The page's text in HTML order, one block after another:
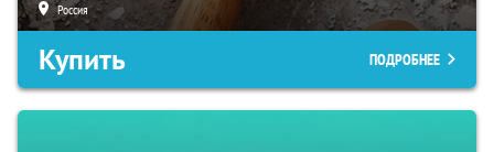
Россия
Купить ПОДРОБНЕЕ